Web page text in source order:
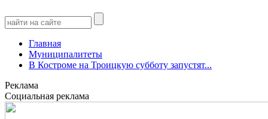
Главная
Муниципалитеты
В Костроме на Троицкую субботу запустят...
Реклама
Социальная реклама